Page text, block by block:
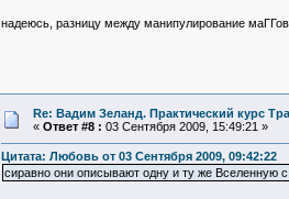
надеюсь, разницу между манипулирование
Re: Вадим Зеланд. Практический курс
« Ответ #8 : 03 Сентября 2009, 15:49:21 »
Цитата: Любовь от 03 Сентября 2009, 09:42:22
сиравно они описывают одну и ту же Вселенную